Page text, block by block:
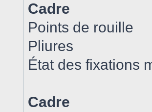
Cadre
Points de rouille
Pliures
État des fixations
Cadre